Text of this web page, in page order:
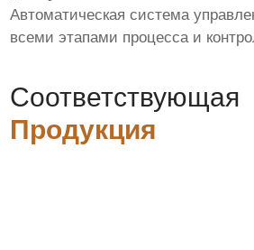
Автоматическая система
всеми этапами процесса и
Соответствующая
Продукция